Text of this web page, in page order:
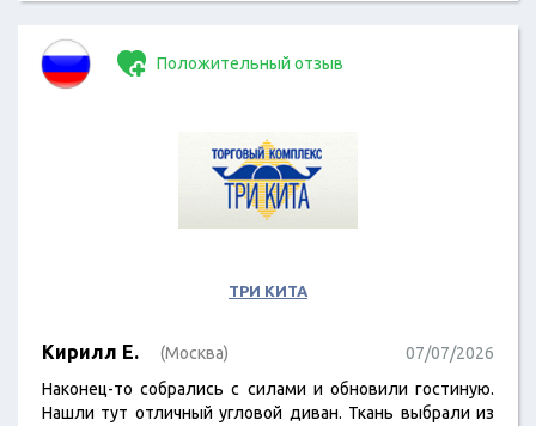
Положительный отзыв
ТРИ КИТА
Кирилл Е. (Москва)
07/07/2026
Наконец-то собрались с силами и обновили гостиную.
Нашли тут отличный угловой диван. Ткань выбрали из